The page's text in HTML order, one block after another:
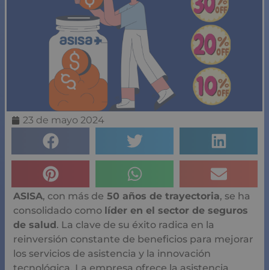
23 de mayo 2024
ASISA, con más de 50 años de trayectoria, se ha
consolidado como líder en el sector de seguros
de salud . La clave de su éxito radica en la
reinversión constante de beneficios para mejorar
los servicios de asistencia y la innovación